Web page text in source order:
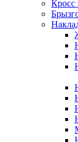
Кросс